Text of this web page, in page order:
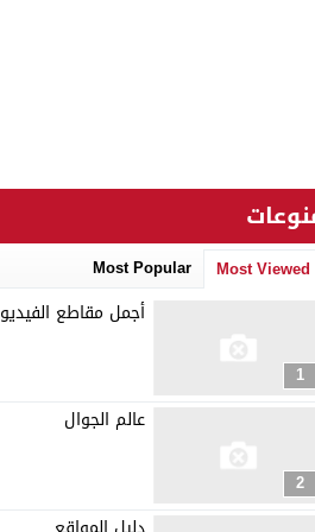
Most Viewed
Most Popular
1
أجمل مقاطع الفيديو
2
عالم الجوال